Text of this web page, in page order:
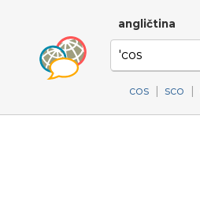
angličtina
cos | sco |